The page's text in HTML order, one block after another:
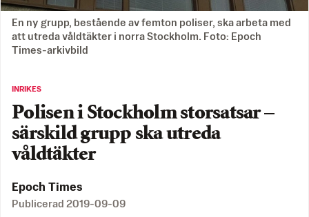
En ny grupp, bestående av femton poliser, ska arbeta med
att utreda våldtäkter i norra Stockholm. Foto: Epoch
Times-arkivbild
INRIKES
Polisen i Stockholm storsatsar –
särskild grupp ska utreda
våldtäkter
Epoch Times
Publicerad 2019-09-09